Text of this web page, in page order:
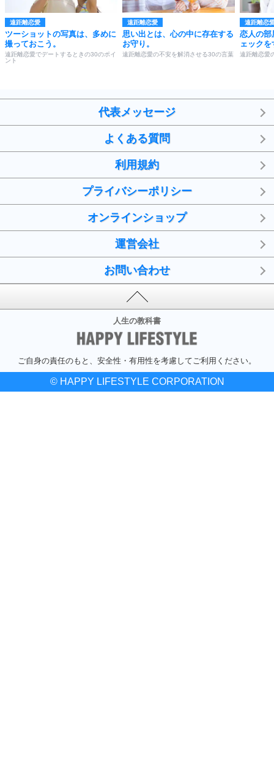
遠距離恋愛
ツーショットの写真は、多めに
撮っておこう。
遠距離恋愛でデートするときの30のポイ
ント
遠距離恋愛
思い出とは、心の中に存在する
お守り。
遠距離恋愛の不安を解消させる30の言葉
遠距離恋
恋人の部
ェック
遠距離恋愛
代表メッセージ
よくある質問
利用規約
プライバシーポリシー
オンラインショップ
運営会社
お問い合わせ
人生の教科書
ご自身の責任のもと、安全性・有用性を考慮してご利用ください。
© HAPPY LIFESTYLE CORPORATION